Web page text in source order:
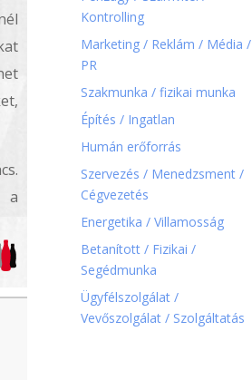
a
Kontrolling
Marketing / Reklám / Média /
PR
Szakmunka / fizikai munka
Építés / Ingatlan
Humán erőforrás
Szervezés / Menedzsment /
Cégvezetés
Energetika / Villamosság
Betanított / Fizikai /
Segédmunka
Ügyfélszolgálat /
Vevőszolgálat / Szolgáltatás